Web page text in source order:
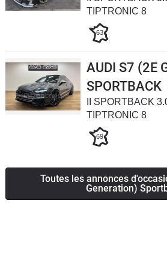
Flottes
Auto
Services
Moto
Marques
TIPTRONIC 8
63
AUDI S7 (2E
SPORTBACK
II SPORTBACK
TIPTRONIC 8
69
Toutes les annonces
Generation)